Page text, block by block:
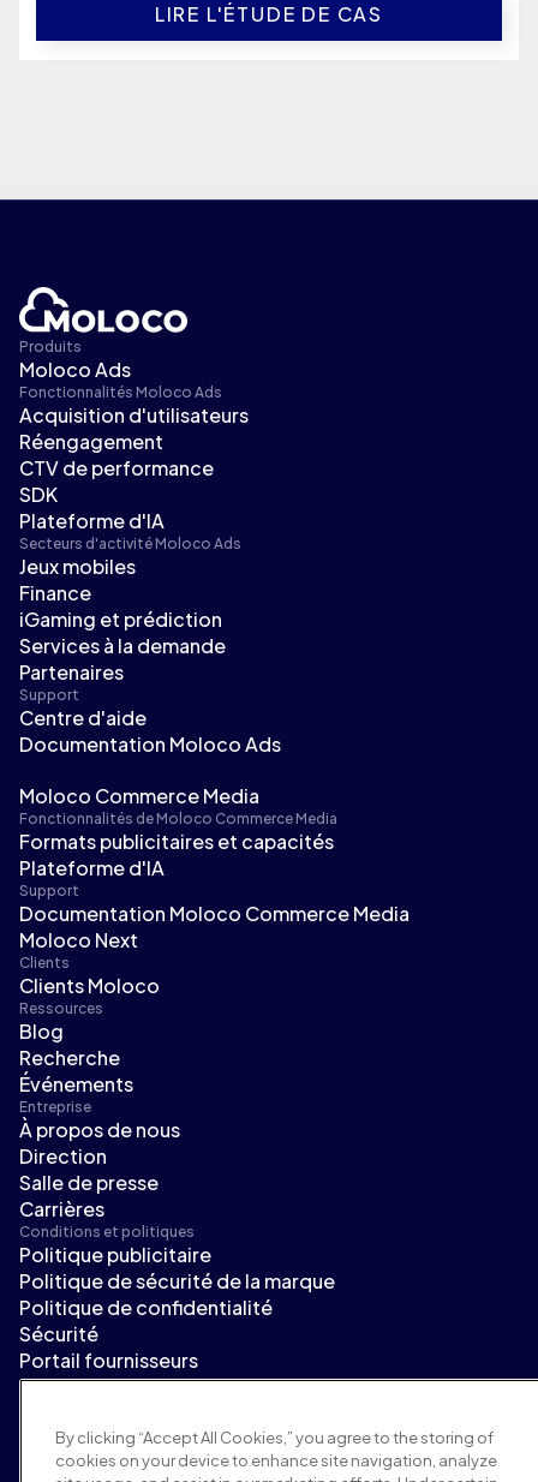
LIRE L'ÉTUDE DE CAS
Produits
Moloco Ads
Fonctionnalités Moloco Ads
Acquisition d'utilisateurs
Réengagement
CTV de performance
SDK
Plateforme d'IA
Secteurs d'activité Moloco Ads
Jeux mobiles
Finance
iGaming et prédiction
Services à la demande
Partenaires
Support
Centre d'aide
Documentation Moloco Ads
Moloco Commerce Media
Fonctionnalités de Moloco Commerce Media
Formats publicitaires et capacités
Plateforme d'IA
Support
Documentation Moloco Commerce Media
Moloco Next
Clients
Clients Moloco
Ressources
Blog
Recherche
Événements
Entreprise
À propos de nous
Direction
Salle de presse
Carrières
Conditions et politiques
Politique publicitaire
Politique de sécurité de la marque
Politique de confidentialité
Sécurité
Portail fournisseurs
Conditions d'utilisation
EEO statement & notices
Your Privacy Choices
By clicking “Accept All Cookies,” you agree to the storing of
cookies on your device to enhance site navigation, analyze